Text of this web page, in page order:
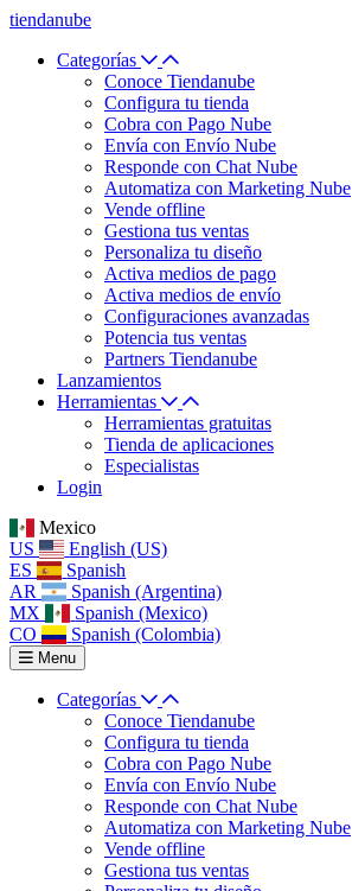
tiendanube
Categorías
Conoce Tiendanube
Configura tu tienda
Cobra con Pago Nube
Envía con Envío Nube
Responde con Chat Nube
Automatiza con Marketing Nube
Vende offline
Gestiona tus ventas
Personaliza tu diseño
Activa medios de pago
Activa medios de envío
Configuraciones avanzadas
Potencia tus ventas
Partners Tiendanube
Lanzamientos
Herramientas
Herramientas gratuitas
Tienda de aplicaciones
Especialistas
Login
Mexico
US
English (US)
ES
Spanish
AR
Spanish (Argentina)
MX
Spanish (Mexico)
CO
Spanish (Colombia)
Menu
Categorías
Conoce Tiendanube
Configura tu tienda
Cobra con Pago Nube
Envía con Envío Nube
Responde con Chat Nube
Automatiza con Marketing Nube
Vende offline
Gestiona tus ventas